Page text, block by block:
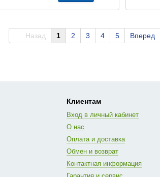
Назад 1 2 3 4 5 Вперед
Клиентам
Вход в личный кабинет
О нас
Оплата и доставка
Обмен и возврат
Контактная информация